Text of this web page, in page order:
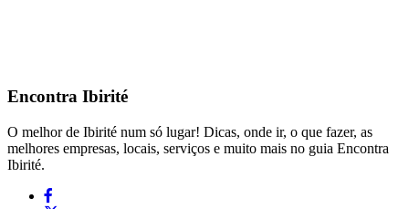
Encontra Ibirité
O melhor de Ibirité num só lugar! Dicas, onde ir, o que fazer, as
melhores empresas, locais, serviços e muito mais no guia Encontra
Ibirité.